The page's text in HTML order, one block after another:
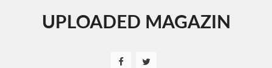
UPLOADED MAGAZIN